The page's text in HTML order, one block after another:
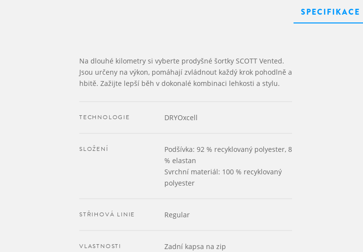
SPECIFIKACE
Na dlouhé kilometry si vyberte prodyšné šortky SCOTT Vented.
Jsou určeny na výkon, pomáhají zvládnout každý krok pohodlně a
hbitě. Zažijte lepší běh v dokonalé kombinaci lehkosti a stylu.
TECHNOLOGIE DRYOxcell
SLOŽENÍ
Podšívka: 92 % recyklovaný polyester, 8
% elastan
Svrchní materiál: 100 % recyklovaný
polyester
STŘIHOVÁ LINIE Regular
VLASTNOSTI
Zadní kapsa na zip